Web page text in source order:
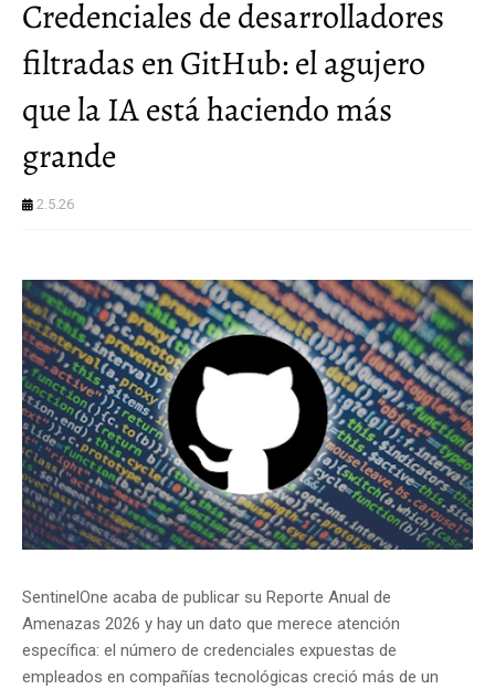
Credenciales de desarrolladores
filtradas en GitHub: el agujero
que la IA está haciendo más
grande
2.5.26
SentinelOne acaba de publicar su Reporte Anual de
Amenazas 2026 y hay un dato que merece atención
específica: el número de credenciales expuestas de
empleados en compañías tecnológicas creció más de un